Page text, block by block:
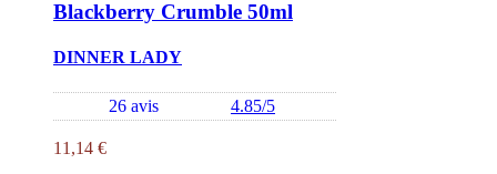
Blackberry Crumble 50ml
DINNER LADY
26 avis 4.85/5
11,14 €